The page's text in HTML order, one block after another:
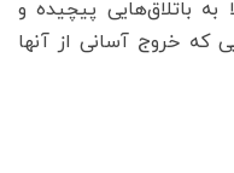
به باتلاق‌هایی پیچیده و
که خروج آسانی از آنها